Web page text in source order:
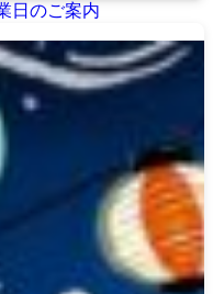
日のご案内